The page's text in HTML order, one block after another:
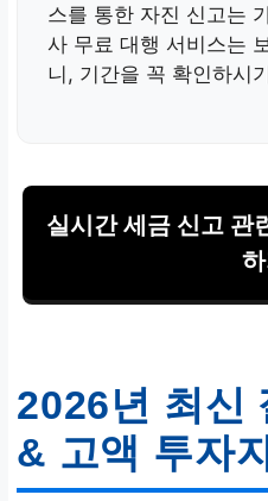
스를 통한 자진 신고는
사 무료 대행 서비스는
니, 기간을 꼭 확인하시
실시간 세금 신고 관
하
2026년 최신
& 고액 투자